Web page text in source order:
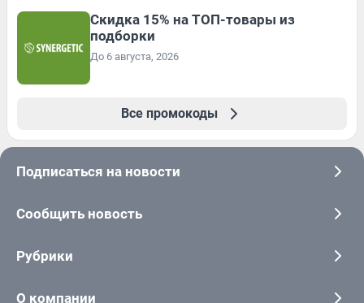
Скидка 15% на ТОП-товары из
подборки
До 6 августа, 2026
Все промокоды
Подписаться на новости
Сообщить новость
Рубрики
О компании